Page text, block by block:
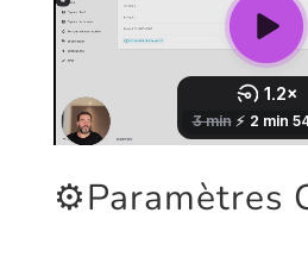
⚙️Paramètres